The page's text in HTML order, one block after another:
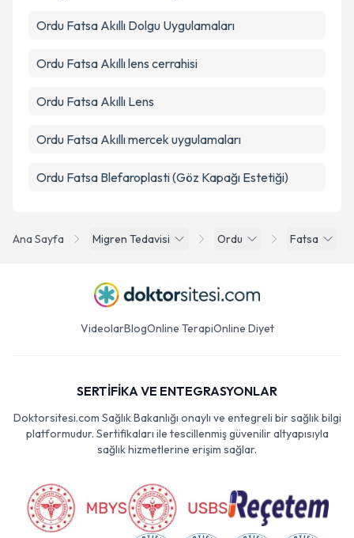
Ana Sayfa Migren Tedavisi Ordu Fatsa
Ordu Fatsa Akıllı Dolgu Uygulamaları
Ordu Fatsa Akıllı lens cerrahisi
Ordu Fatsa Akıllı Lens
Ordu Fatsa Akıllı mercek uygulamaları
Ordu Fatsa Blefaroplasti (Göz Kapağı Estetiği)
VideolarBlogOnline TerapiOnline Diyet
SERTİFİKA VE ENTEGRASYONLAR
Doktorsitesi.com Sağlık Bakanlığı onaylı ve entegreli bir sağlık bilgi
platformudur. Sertifikaları ile tescillenmiş güvenilir altyapısıyla
sağlık hizmetlerine erişim sağlar.